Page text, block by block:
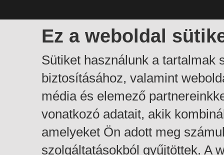
Ez a weboldal
Sütiket használunk a tartalmak
biztosításához, valamint
média és elemező
vonatkozó adatait, akik
amelyeket Ön adott meg
szolgáltatásokból gyűjtöttek. A